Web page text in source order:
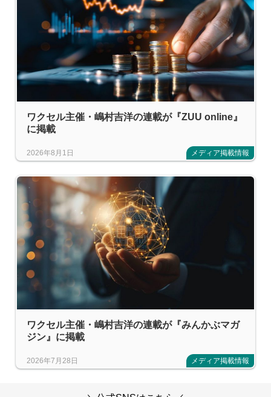
ワクセル主催・嶋村吉洋の連載が『ZUU online』
に掲載
2026年8月1日 メディア掲載情報
ワクセル主催・嶋村吉洋の連載が『みんかぶマガ
ジン』に掲載
2026年7月28日 メディア掲載情報